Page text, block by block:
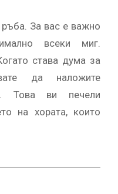
За вас е важно
всеки миг.
става дума за
да наложите
Това ви печели
на хората, които